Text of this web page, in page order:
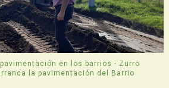
en los barrios - Zurro
la pavimentación del Barrio